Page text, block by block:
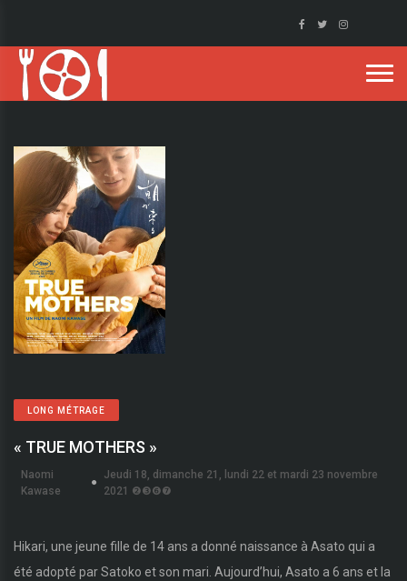
LONG MÉTRAGE
« TRUE MOTHERS »
Naomi
Kawase
Jeudi 18, dimanche 21, lundi 22 et mardi 23 novembre
2021 ❷❸❻❼
Hikari, une jeune fille de 14 ans a donné naissance à Asato qui a
été adopté par Satoko et son mari. Aujourd’hui, Asato a 6 ans et la